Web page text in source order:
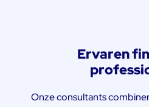
Ervaren
Onze consultants